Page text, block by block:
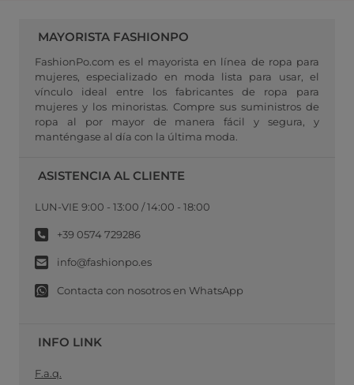
MAYORISTA FASHIONPO
FashionPo.com es el mayorista en línea de ropa para
mujeres, especializado en moda lista para usar, el
vínculo ideal entre los fabricantes de ropa para
mujeres y los minoristas. Compre sus suministros de
ropa al por mayor de manera fácil y segura, y
manténgase al día con la última moda.
ASISTENCIA AL CLIENTE
LUN-VIE 9:00 - 13:00 / 14:00 - 18:00
+39 0574 729286
info@fashionpo.es
Contacta con nosotros en WhatsApp
INFO LINK
F.a.q.